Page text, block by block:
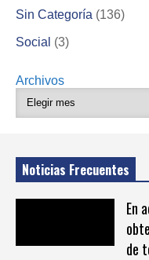
Sin Categoría (136)
Social (3)
Archivos
Noticias Frecuentes
En
de